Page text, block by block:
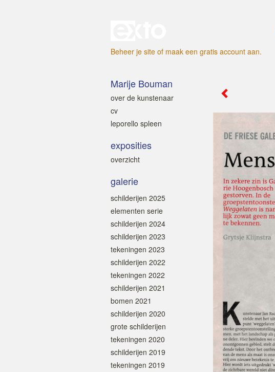
Beheer je site of maak een gratis account aan.
Marije Bouman
over de kunstenaar
cv
leporello spleen
exposities
overzicht
galerie
schilderijen 2025
elementen serie
schilderijen 2024
schilderijen 2023
tekeningen 2023
schilderijen 2022
tekeningen 2022
schilderijen 2021
bomen 2021
schilderijen 2020
grote schilderijen
tekeningen 2020
schilderijen 2019
tekeningen 2019